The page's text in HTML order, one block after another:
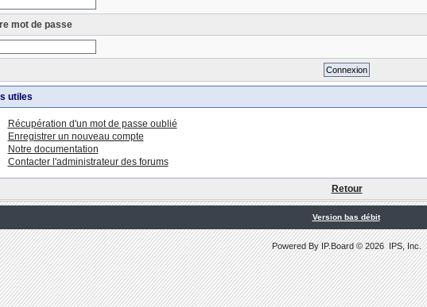
mot de passe
utiles
Récupération d'un mot de passe oublié
Enregistrer un nouveau compte
Notre documentation
Contacter l'administrateur des forums
Retour
Version bas débit
Powered ByIP.Board© 2026IPS, Inc.